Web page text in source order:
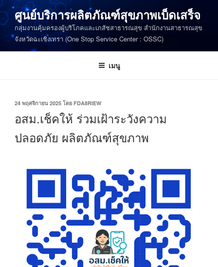
ข้าม
ไป
ศูนย์บริการผลิตภัณฑ์สุขภาพเบ็ดเสร็จ
กลุ่มงานคุ้มครองผู้บริโภคและเภสัชสาธารณสุข สำนักงานสาธารณสุข
จังหวัดฉะเชิงเทรา (One Stop Service Center : OSSC)
เมนู
เขียน
ที่
24 พฤศจิกายน 2025 โดย FDA8RIEW
อสม.เช็คให้ ร่วมเฝ้าระวังความ
ปลอดภัย ผลิตภัณฑ์สุขภาพ